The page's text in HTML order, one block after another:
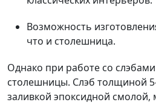
Возможность
что и столешница.
Однако при работе со
столешницы. Слэб толщиной
заливкой эпоксидной смолой,